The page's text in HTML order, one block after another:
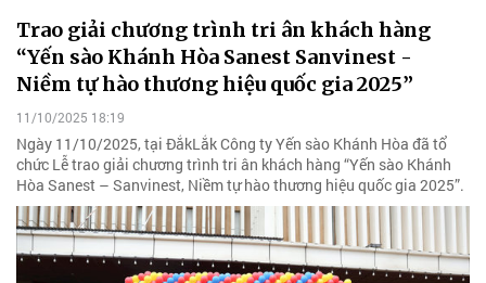
Trao giải chương trình tri ân khách hàng
“Yến sào Khánh Hòa Sanest Sanvinest -
Niềm tự hào thương hiệu quốc gia 2025”
11/10/2025 18:19
Ngày 11/10/2025, tại ĐắkLắk Công ty Yến sào Khánh Hòa đã tổ
chức Lễ trao giải chương trình tri ân khách hàng “Yến sào Khánh
Hòa Sanest – Sanvinest, Niềm tự hào thương hiệu quốc gia 2025”.